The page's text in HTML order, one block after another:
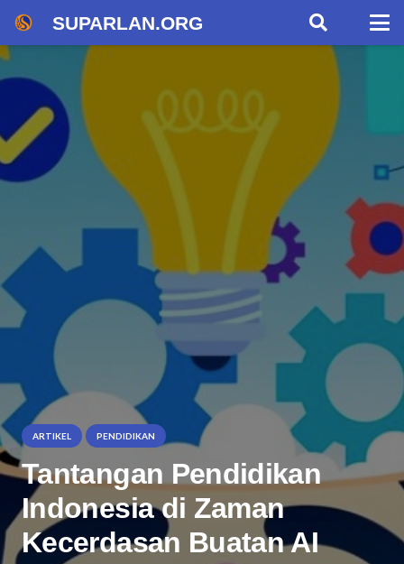
SUPARLAN.ORG
ARTIKEL PENDIDIKAN
Tantangan Pendidikan
Indonesia di Zaman
Kecerdasan Buatan AI